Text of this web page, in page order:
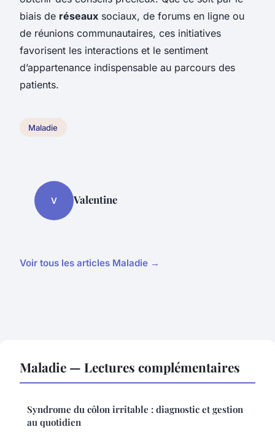
biais de réseaux sociaux, de forums en ligne ou
de réunions communautaires, ces initiatives
favorisent les interactions et le sentiment
d’appartenance indispensable au parcours des
patients.
Maladie
V Valentine
Voir tous les articles Maladie →
Maladie — Lectures complémentaires
Syndrome du côlon irritable : diagnostic et gestion
au quotidien